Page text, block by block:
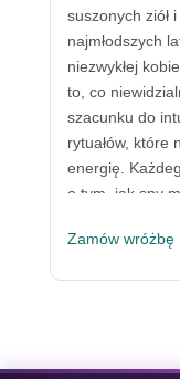
suszonych ziół
najmłodszych
niezwykłej
to, co
szacunku do
rytuałów, które
energię.
o tym, jak sny
przeznaczenia.
Zamów wróżbę